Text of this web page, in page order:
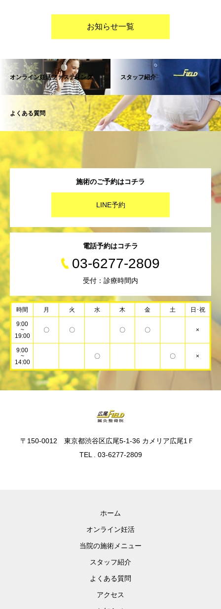
お知らせ一覧
オンライン妊活ファスティング スタッフ紹介
よくある質問
施術のご予約はコチラ
LINE予約
電話予約はコチラ
03-6277-2809
受付：診療時間内
時間 月 火 水 木 金 土 日･祝
9:00
~
19:00
〇 〇 〇 〇 ×
9:00
~
14:00
〇 〇 ×
〒150-0012 東京都渋谷区広尾5-1-36 カメリア広尾1Ｆ
TEL . 03-6277-2809
ホーム
オンライン妊活
当院の施術メニュー
スタッフ紹介
よくある質問
アクセス